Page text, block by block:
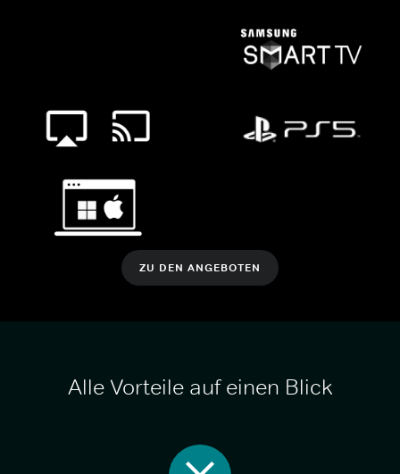
ZU DEN ANGEBOTEN
Alle Vorteile auf einen Blick